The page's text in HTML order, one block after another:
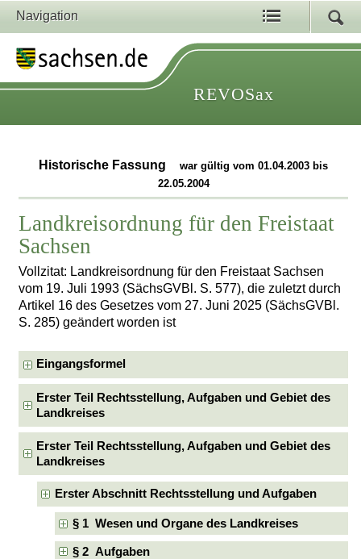
Navigation
REVOSax
Historische Fassung
war gültig vom 01.04.2003 bis
22.05.2004
Landkreisordnung für den Freistaat
Sachsen
Vollzitat: Landkreisordnung für den Freistaat Sachsen
vom 19. Juli 1993 (SächsGVBl. S. 577), die zuletzt durch
Artikel 16 des Gesetzes vom 27. Juni 2025 (SächsGVBl.
S. 285) geändert worden ist
Eingangsformel
Erster Teil Rechtsstellung, Aufgaben und Gebiet des
Landkreises
Erster Teil Rechtsstellung, Aufgaben und Gebiet des
Landkreises
Erster Abschnitt Rechtsstellung und Aufgaben
§ 1 Wesen und Organe des Landkreises
§ 2 Aufgaben